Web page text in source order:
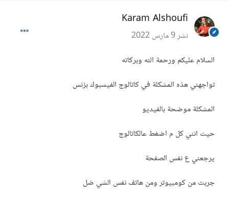
Karam Alshoufi
نشر9 مارس 2022
السلام عليكم ورحمة الله وبركاته
تواجهني هذه المشكلة في كاتالوج الفيسبوك بزنس
المشكلة موضحة بالفيديو
حيث انني كل م اضغط عالكاتالوج
يرجعني ع نفس الصفحة
جربت من كومبيوتر ومن هاتف نفس الشي ضل